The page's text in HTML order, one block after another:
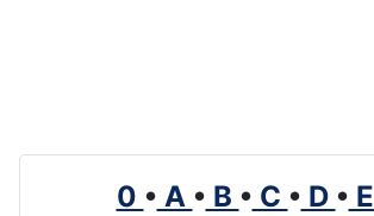
0 • A • B • C • D • E